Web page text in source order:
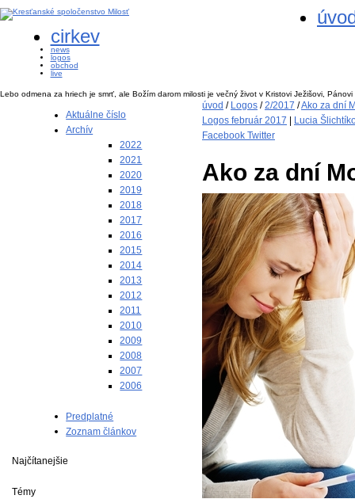
cirkev
news
logos
obchod
live
Lebo odmena za hriech je smrť, ale Božím darom milosti je večný život v Kristovi Ježišovi,
Aktuálne číslo
Archív
2022
2021
2020
2019
2018
2017
2016
2015
2014
2013
2012
2011
2010
2009
2008
2007
2006
Predplatné
Zoznam článkov
Najčítanejšie
Témy
úvod / Logos /2/2017 /Ako za dní
Logos február 2017
Lucia
Facebook Twitter
Ako za dní